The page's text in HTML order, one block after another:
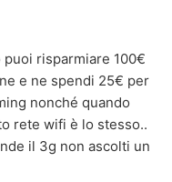
risparmiare 100€
e ne spendi 25€ per
nonché quando
rete wifi è lo stesso..
il 3g non ascolti un